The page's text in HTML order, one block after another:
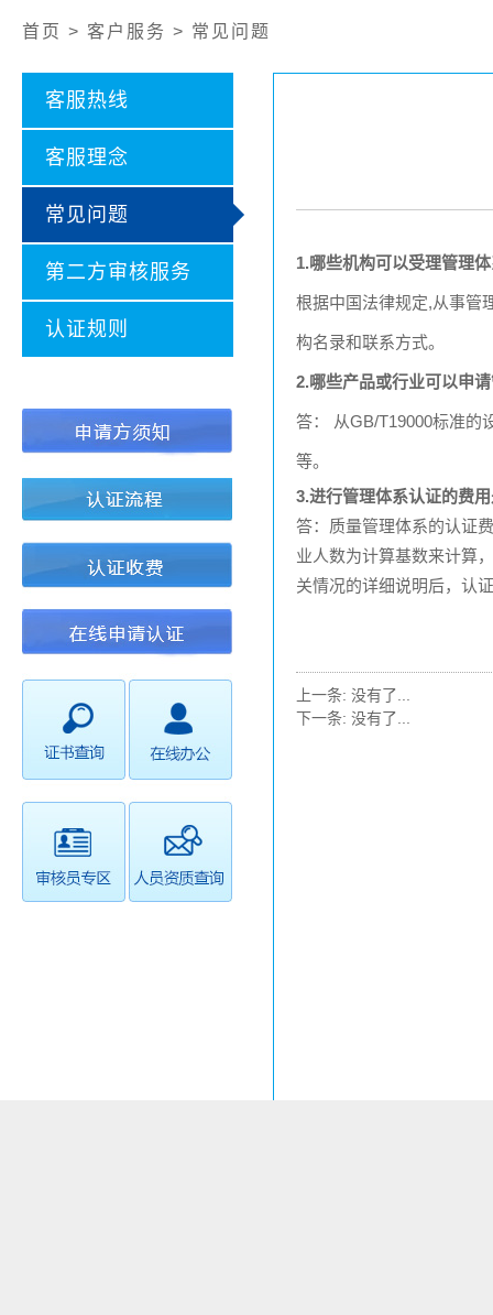
首页 > 客户服务 > 常见问题
客服热线
客服理念
常见问题
第二方审核服务
认证规则
1.哪些机构可以受理管理
根据中国法律规定,从事管
构名录和联系方式。
2.哪些产品或行业可以申
答： 从GB/T19000标准的
等。
3.进行管理体系认证的费
答：质量管理体系的认证
业人数为计算基数来计算
关情况的详细说明后，认
上一条: 没有了...
下一条: 没有了...